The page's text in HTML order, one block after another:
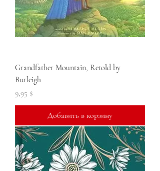
Grandfather Mountain, Retold by
Burleigh
Цена
9,95 $
Добавить в корзину